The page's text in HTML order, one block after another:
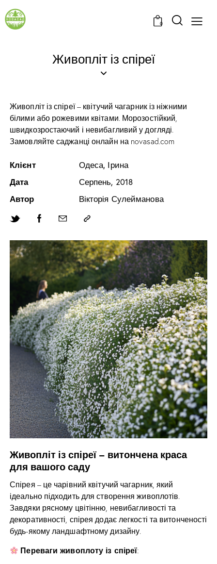
0
Живопліт із спіреї
Живопліт із спіреї – витончена краса
для вашого саду
Спірея – це чарівний квітучий чагарник, який
ідеально підходить для створення живоплотів.
Завдяки рясному цвітінню, невибагливості та
декоративності, спірея додає легкості та витонченості
будь-якому ландшафтному дизайну.
Переваги живоплоту із спіреї:
Живопліт із спіреї – квітучий чагарник із ніжними
білими або рожевими квітами. Морозостійкий,
швидкозростаючий і невибагливий у догляді.
Замовляйте саджанці онлайн на novasad.com
Клієнт
Одеса, Ірина
Дата
Серпень, 2018
Автор
Вікторія Сулейманова